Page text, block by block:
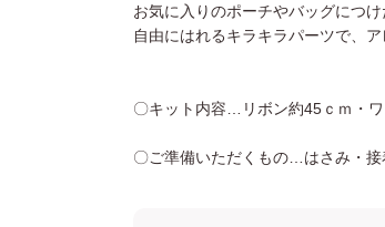
お気に入りのポーチやバッグにつ
自由にはれるキラキラパーツで、
〇キット内容…リボン約45ｃｍ・
〇ご準備いただくもの…はさみ・